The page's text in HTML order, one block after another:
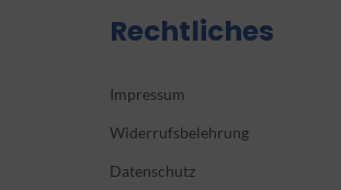
Rechtliches
Impressum
Widerrufsbelehrung
Datenschutz